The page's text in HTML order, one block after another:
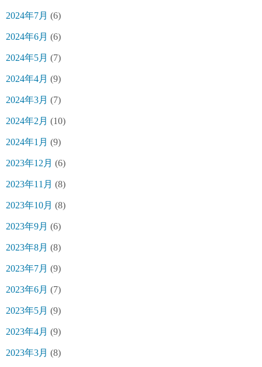
2024年7月 (6)
2024年6月 (6)
2024年5月 (7)
2024年4月 (9)
2024年3月 (7)
2024年2月 (10)
2024年1月 (9)
2023年12月 (6)
2023年11月 (8)
2023年10月 (8)
2023年9月 (6)
2023年8月 (8)
2023年7月 (9)
2023年6月 (7)
2023年5月 (9)
2023年4月 (9)
2023年3月 (8)